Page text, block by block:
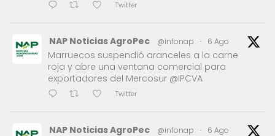
Twitter
NAP Noticias AgroPec @infonap · 6 Ago
Marruecos suspendió aranceles a la carne
roja y abre una ventana comercial para
exportadores del Mercosur @IPCVA
Twitter
NAP Noticias AgroPec @infonap · 6 Ago